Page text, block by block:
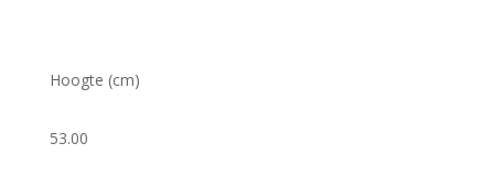
Hoogte (cm)
53.00